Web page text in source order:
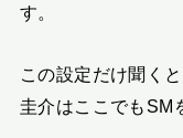
す。
この設定だけ聞く
圭介はここでもSM